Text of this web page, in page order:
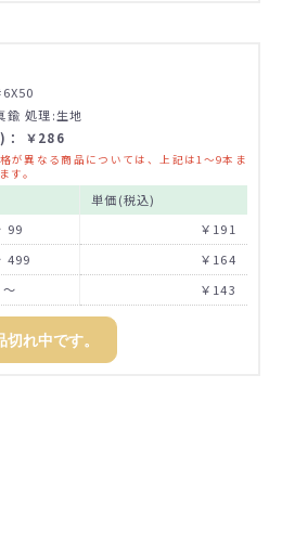
処理:生地
： ￥286
が異なる商品については、上記は1～9本ま
す。
単価(税込)
99
￥191
499
￥164
￥143
切れ中です。